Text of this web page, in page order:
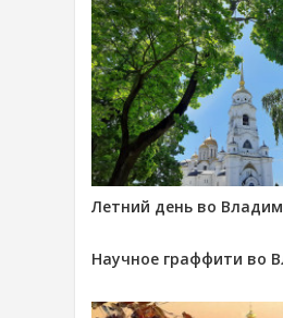
Летний день во
Научное граффити во